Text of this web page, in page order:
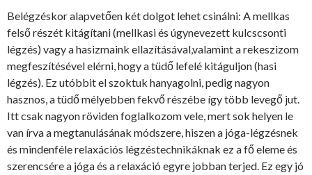
Belégzéskor alapvetően két dolgot lehet csinálni: A mellkas
felső részét kitágítani (mellkasi és úgynevezett kulcscsonti
légzés) vagy a hasizmaink ellazításával,valamint a rekeszizom
megfeszítésével elérni, hogy a tüdő lefelé kitáguljon (hasi
légzés). Ez utóbbit el szoktuk hanyagolni, pedig nagyon
hasznos, a tüdő mélyebben fekvő részébe így több levegő jut.
Itt csak nagyon röviden foglalkozom vele, mert sok helyen le
van írva a megtanulásának módszere, hiszen a jóga-légzésnek
és mindenféle relaxációs légzéstechnikáknak ez a fő eleme és
szerencsére a jóga és a relaxáció egyre jobban terjed. Ez egy jó